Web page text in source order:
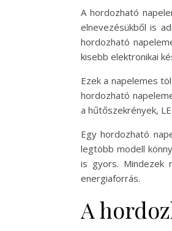
A hordozható
elnevezésükből is
hordozható
kisebb elektronikai
Ezek a napelemes
hordozható
a hűtőszekrények,
Egy hordozható
legtöbb modell
is gyors. Mindezek
energiaforrás.
A